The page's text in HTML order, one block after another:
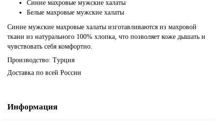
Синие махровые мужские халаты
Белые махровые мужские халаты
Синие мужские махровые халаты изготавливаются из махровой
ткани из натурального 100% хлопка, что позволяет коже дышать и
чувствовать себя комфортно.
Производство: Турция
Доставка по всей России
Информация